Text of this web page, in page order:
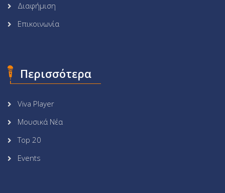
Διαφήμιση
Επικοινωνία
Περισσότερα
Viva Player
Μουσικά Νέα
Top 20
Events